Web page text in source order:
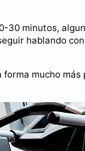
30 minutos,
hablando
mucho más